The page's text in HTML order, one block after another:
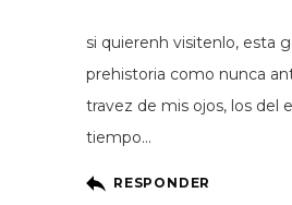
si quierenh visitenlo, esta
prehistoria como nunca
travez de mis ojos, los del
tiempo…
RESPONDER